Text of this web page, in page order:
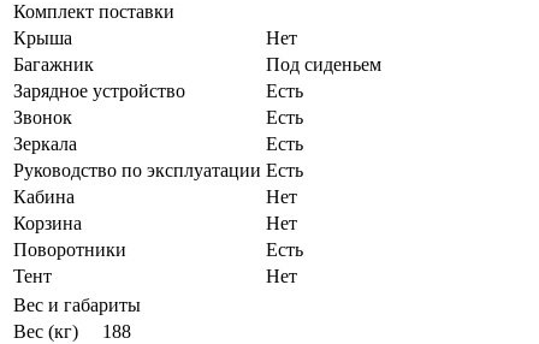
Комплект поставки
Крыша
Нет
Багажник
Под сиденьем
Зарядное устройство
Есть
Звонок
Есть
Зеркала
Есть
Руководство по эксплуатации Есть
Кабина
Нет
Корзина
Нет
Поворотники
Есть
Тент
Нет
Вес и габариты
Вес (кг)
188